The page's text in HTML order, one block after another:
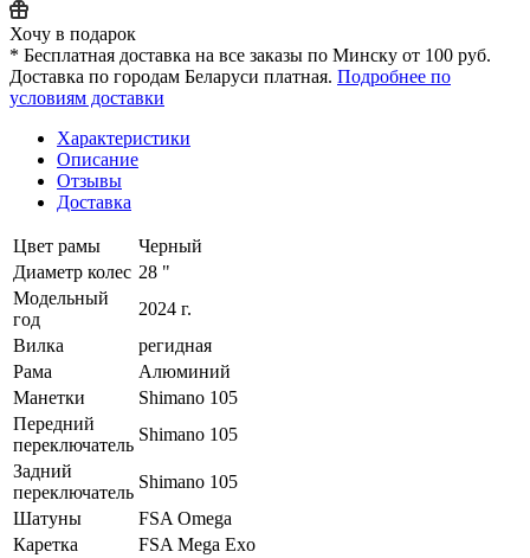
Хочу в подарок
* Бесплатная доставка на все заказы по Минску от 100 руб.
Доставка по городам Беларуси платная. Подробнее по
условиям доставки
Характеристики
Описание
Отзывы
Доставка
Цвет рамы
Черный
Диаметр колес 28 "
Модельный
год
2024 г.
Вилка
регидная
Рама
Алюминий
Манетки
Shimano 105
Передний
переключатель
Shimano 105
Задний
переключатель
Shimano 105
Шатуны
FSA Omega
Каретка
FSA Mega Exo